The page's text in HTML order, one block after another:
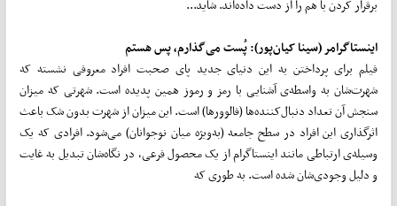
برقرار کردن با هم را از دست داده‌اند. شاید...
اینستاگرامر (سینا کیان‌پور): پُست میگذارم، پس هستم
فیلم برای پرداختن به این دنیای جدید پای صحبت افراد معروفی نشسته که
شهرت‌شان به واسطه‌ی آشنایی با رمز و رموز همین پدیده است. شهرتی که میزان
سنجش آن تعداد دنبال‌کننده‌ها (فالوورها) است. این میزان از شهرت بدون شک باعث
اثرگذاری این افراد در سطح جامعه (به‌ویژه میان نوجوانان) می‌شود. افرادی که یک
وسیله‌ی ارتباطی مانند اینستاگرام از یک محصول فرعی، در نگاه‌شان تبدیل به غایت
و دلیل وجودی‌شان شده است. به طوری که